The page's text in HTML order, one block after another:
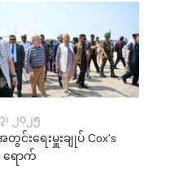
၂၀၂၅
းရေးမှူးချုပ် Cox's
ရောက်